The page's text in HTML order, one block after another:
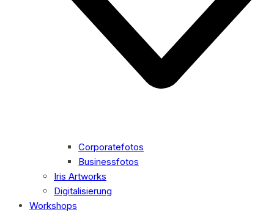
Corporatefotos
Businessfotos
Iris Artworks
Digitalisierung
Workshops